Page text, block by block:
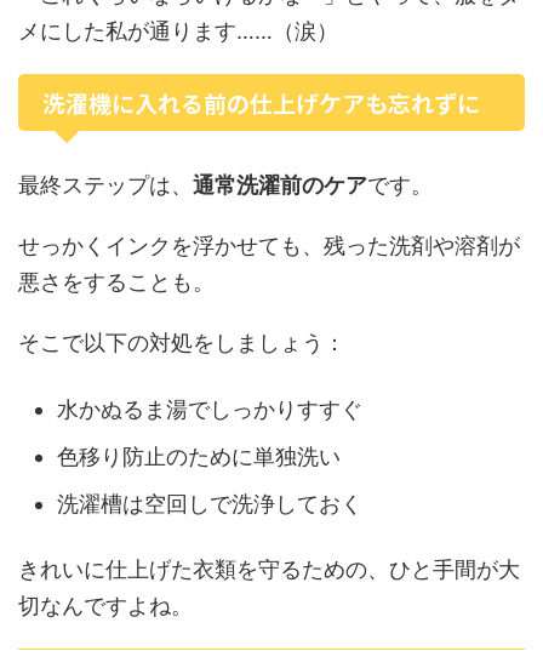
メにした私が通ります……（涙）
洗濯機に入れる前の仕上げケアも忘れずに
最終ステップは、 通常洗濯前のケアです。
せっかくインクを浮かせても、残った洗剤や溶剤が
悪さをすることも。
そこで以下の対処をしましょう：
水かぬるま湯でしっかりすすぐ
色移り防止のために単独洗い
洗濯槽は空回しで洗浄しておく
きれいに仕上げた衣類を守るための、ひと手間が大
切なんですよね。